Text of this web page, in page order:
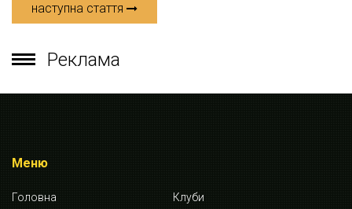
наступна стаття
Реклама
Меню
Головна
Клуби